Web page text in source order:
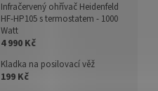
Infračervený ohřívač Heidenfeld
HF-HP105 s termostatem - 1000
Watt
4 990 Kč
Kladka na posilovací věž
199 Kč